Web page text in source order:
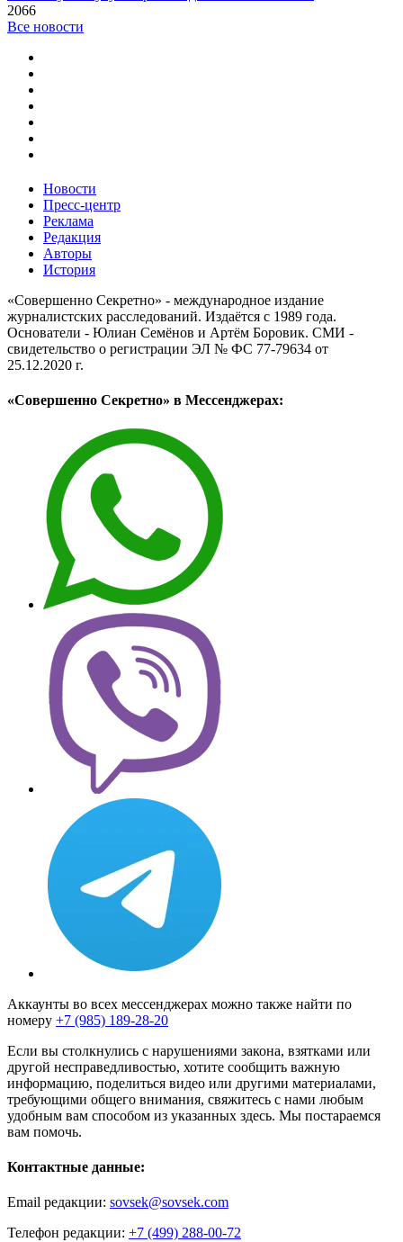
2066
Все новости
Новости
Пресс-центр
Реклама
Редакция
Авторы
История
«Совершенно Секретно» - международное издание
журналистских расследований. Издаётся с 1989 года.
Основатели - Юлиан Семёнов и Артём Боровик. CМИ -
свидетельство о регистрации ЭЛ № ФС 77-79634 от
25.12.2020 г.
«Совершенно Секретно» в Мессенджерах:
Аккаунты во всех мессенджерах можно также найти по
номеру +7 (985) 189-28-20
Если вы столкнулись с нарушениями закона, взятками или
другой несправедливостью, хотите сообщить важную
информацию, поделиться видео или другими материалами,
требующими общего внимания, свяжитесь с нами любым
удобным вам способом из указанных здесь. Мы постараемся
вам помочь.
Контактные данные:
Email редакции: sovsek@sovsek.com
Телефон редакции: +7 (499) 288-00-72